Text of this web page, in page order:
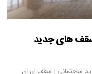
های جدید